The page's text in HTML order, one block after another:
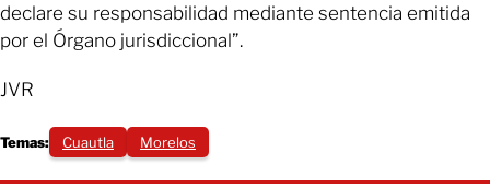
declare su responsabilidad mediante sentencia emitida
por el Órgano jurisdiccional”.
JVR
Temas: Cuautla Morelos